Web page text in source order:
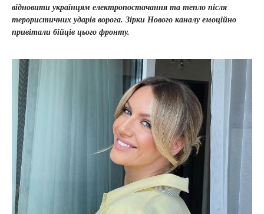
відновити українцям електропостачання та тепло після
терористичних ударів ворога. Зірки Нового каналу емоційно
привітали бійців цього фронту.